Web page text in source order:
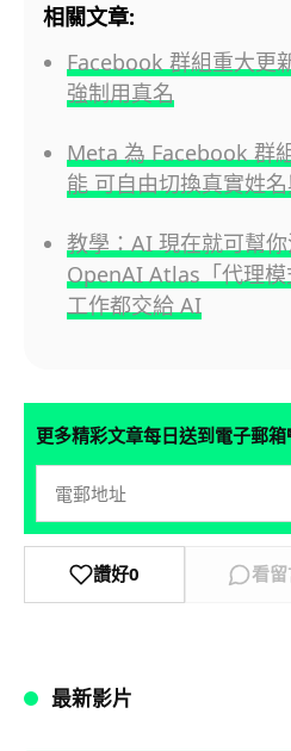
相關文章:
Facebook 群組重大
強制用真名
Meta 為 Facebook 群
能 可自由切換真實姓
教學：AI 現在就可幫
OpenAI Atlas「代理
工作都交給 AI
更多精彩文章每日送到電子郵箱
讚好0 看
最新影片